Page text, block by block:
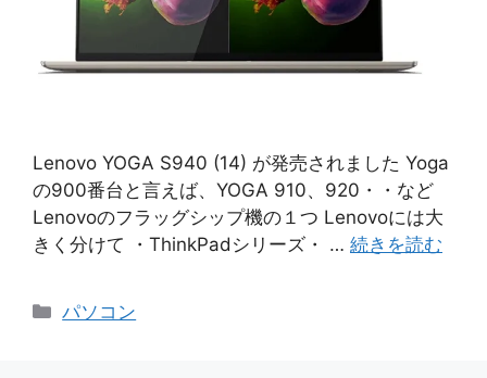
Lenovo YOGA S940 (14) が発売されました Yoga
の900番台と言えば、YOGA 910、920・・など
Lenovoのフラッグシップ機の１つ Lenovoには大
きく分けて ・ThinkPadシリーズ・ … 続きを読む
カ
パソコン